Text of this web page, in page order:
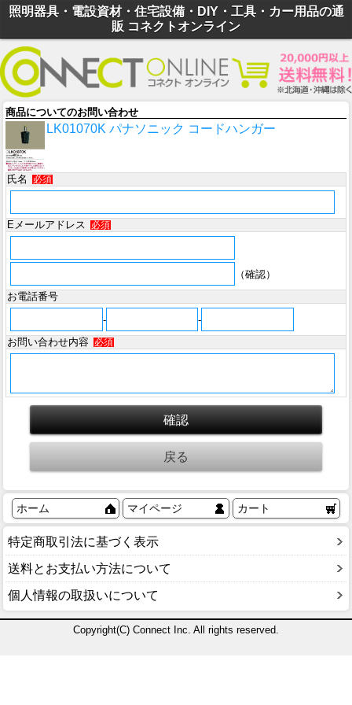
照明器具・電設資材・住宅設備・DIY・工具・カー用品の通
販 コネクトオンライン
商品についてのお問い合わせ
LK01070K パナソニック コードハンガー
氏名 必須
Eメールアドレス 必須
（確認）
お電話番号
-
-
お問い合わせ内容
必須
ホーム マイページ カート
特定商取引法に基づく表示
送料とお支払い方法について
個人情報の取扱いについて
Copyright(C) Connect Inc. All rights reserved.